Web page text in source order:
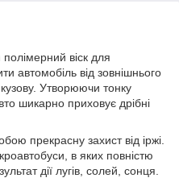
полімерний віск для
автомобіль від зовнішнього
Утворюючи тонку
шикарно приховує дрібні
прекрасну захист від іржі.
в яких повністю
дії лугів, солей, сонця.